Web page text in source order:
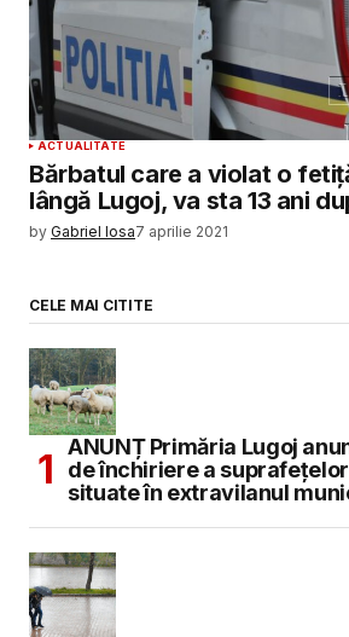
ACTUALITATE
Bărbatul care a violat o
lângă Lugoj, va sta 13 ani
by Gabriel Iosa7 aprilie 2021
CELE MAI CITITE
ANUNȚ Primăria Lugoj
de închiriere a
situate în extravilanul